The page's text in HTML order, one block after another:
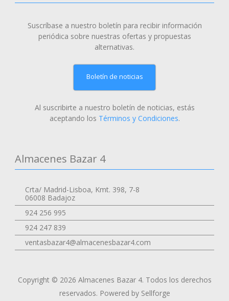
Suscríbase a nuestro boletín para recibir información
periódica sobre nuestras ofertas y propuestas
alternativas.
Boletín de noticias
Al suscribirte a nuestro boletín de noticias, estás
aceptando los Términos y Condiciones.
Almacenes Bazar 4
Crta/ Madrid-Lisboa, Kmt. 398, 7-8
06008 Badajoz
924 256 995
924 247 839
ventasbazar4@almacenesbazar4.com
Copyright © 2026 Almacenes Bazar 4. Todos los derechos
reservados. Powered by Sellforge